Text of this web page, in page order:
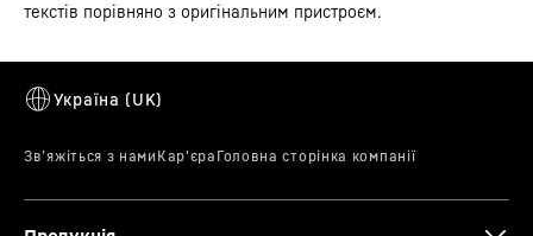
Арт.нумер збуту
текстів порівняно з оригінальним пристроєм.